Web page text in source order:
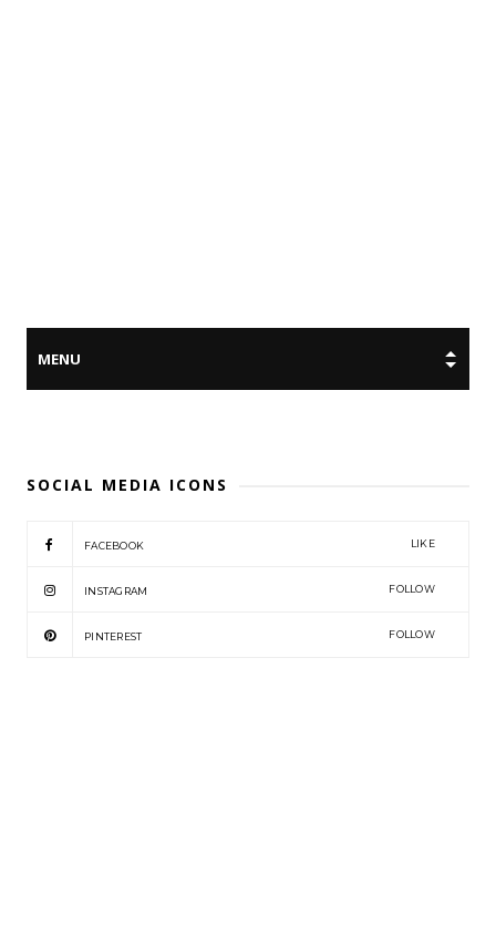
SOCIAL MEDIA ICONS
FACEBOOK LIKE
INSTAGRAM FOLLOW
PINTEREST FOLLOW